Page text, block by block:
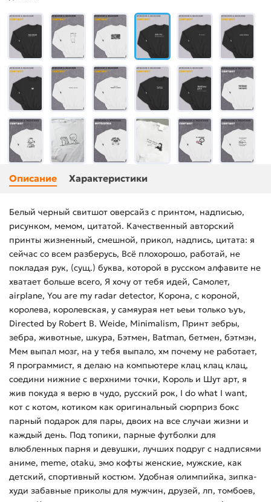
Описание Характеристики
Белый черный свитшот оверсайз с принтом, надписью,
рисунком, мемом, цитатой. Качественный авторский
принты жизненный, смешной, прикол, надпись, цитата: я
сейчас со всем разберусь, Всё плохорошо, работай, не
покладая рук, (сущ.) буква, которой в русском алфавите не
хватает больше всего, Я хочу от тебя идей, Самолет,
airplane, You are my radar detector, Корона, с короной,
королева, королевская, у самяурая нет ьеьи только ъуъ,
Directed by Robert B. Weide, Minimalism, Принт зебры,
зебра, животные, шкура, Бэтмен, Batman, бетмен, бэтмэн,
Мем выпал мозг, на у тебя выпало, хм почему не работает,
Я программист, я делаю на компьютере клац клац клац,
соедини нижние с верхними точки, Король и Шут арт, я
жив покуда я верю в чудо, русский рок, I do what I want,
кот с котом, котиком как оригинальный сюрприз бокс
парный подарок для пары, двоих на все случаи жизни и
каждый день. Под топики, парные футболки для
влюбленных парня и девушки, лучших подруг с надписями
аниме, meme, otaku, эмо кофты женские, мужские, как
детский, спортивный костюм. Удобная олимпийка, зипка-
худи забавные приколы для мужчин, друзей, лп, томбоев,